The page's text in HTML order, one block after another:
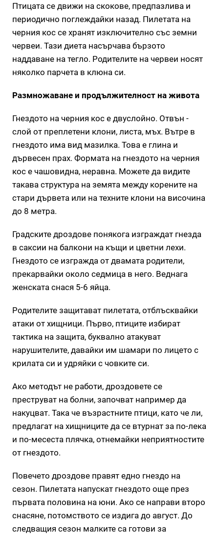
Птицата се движи на скокове, предпазлива и
периодично поглеждайки назад. Пилетата на
черния кос се хранят изключително със земни
червеи. Тази диета насърчава бързото
наддаване на тегло. Родителите на червеи носят
няколко парчета в клюна си.
Размножаване и продължителност на живота
Гнездото на черния кос е двуслойно. Отвън -
слой от преплетени клони, листа, мъх. Вътре в
гнездото има вид мазилка. Това е глина и
дървесен прах. Формата на гнездото на черния
кос е чашовидна, неравна. Можете да видите
такава структура на земята между корените на
стари дървета или на техните клони на височина
до 8 метра.
Градските дроздове понякога изграждат гнезда
в саксии на балкони на къщи и цветни лехи.
Гнездото се изгражда от двамата родители,
прекарвайки около седмица в него. Веднага
женската снася 5-6 яйца.
Родителите защитават пилетата, отблъсквайки
атаки от хищници. Първо, птиците избират
тактика на защита, буквално атакуват
нарушителите, давайки им шамари по лицето с
крилата си и удряйки с човките си.
Ако методът не работи, дроздовете се
преструват на болни, започват например да
накуцват. Така че възрастните птици, като че ли,
предлагат на хищниците да се втурнат за по-лека
и по-месеста плячка, отнемайки неприятностите
от гнездото.
Повечето дроздове правят едно гнездо на
сезон. Пилетата напускат гнездото още през
първата половина на юни. Ако се направи второ
снасяне, потомството се издига до август. До
следващия сезон малките са готови за